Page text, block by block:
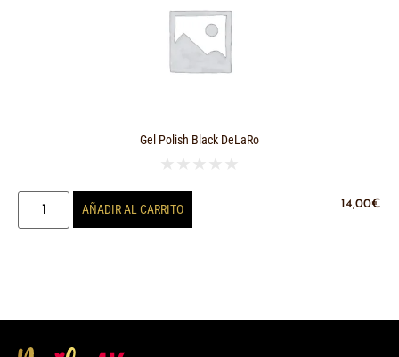
Gel Polish Black DeLaRo
★ ★ ★ ★ ★
14,00€
AÑADIR AL CARRITO